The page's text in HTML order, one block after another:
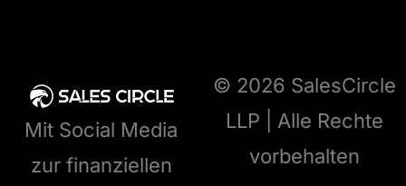
Mit Social Media
zur finanziellen
© 2026 SalesCircle
LLP | Alle Rechte
vorbehalten